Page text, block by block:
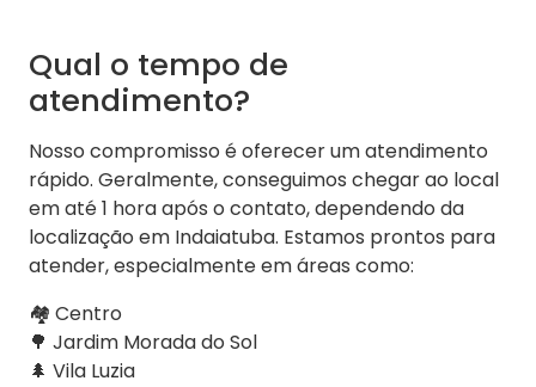
Qual o tempo de
atendimento?
Nosso compromisso é oferecer um atendimento
rápido. Geralmente, conseguimos chegar ao local
em até 1 hora após o contato, dependendo da
localização em Indaiatuba. Estamos prontos para
atender, especialmente em áreas como:
🏘️ Centro
🌳 Jardim Morada do Sol
🌲 Vila Luzia